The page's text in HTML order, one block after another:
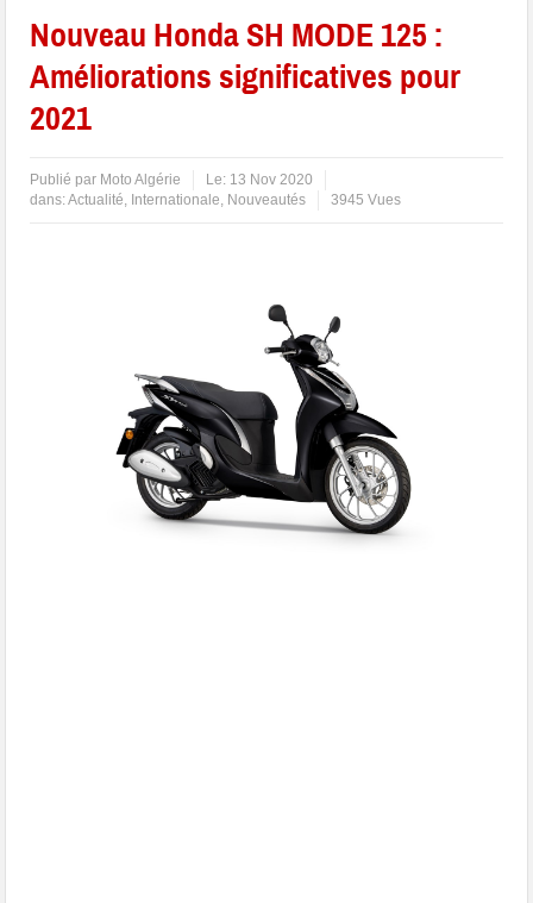
Nouveau Honda SH MODE 125 :
Améliorations significatives pour
2021
Publié par Moto Algérie Le: 13 Nov 2020
dans:Actualité, Internationale, Nouveautés 3945 Vues